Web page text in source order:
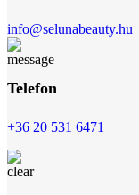
info@selunabeauty.hu
Telefon
+36 20 531 6471